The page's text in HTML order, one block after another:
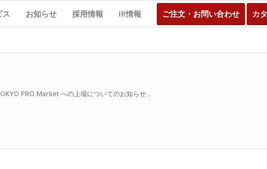
ス お知らせ 採用情報 IR情報 ご注文・お問い合わせ カ
PRO Market への上場についてのお知らせ...